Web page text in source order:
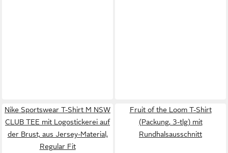
Nike Sportswear T-Shirt M NSW
CLUB TEE mit Logostickerei auf
der Brust, aus Jersey-Material,
Regular Fit
Fruit of the Loom T-Shirt
(Packung, 3-tlg) mit
Rundhalsausschnitt